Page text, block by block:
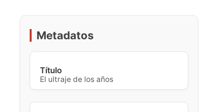
Metadatos
Título
El ultraje de los años